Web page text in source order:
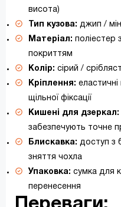
висота)
Тип кузова: джип /
Матеріал: поліестер
покриттям
Колір: сірий /
Кріплення:
щільної фіксації
Кишені для дзеркал:
забезпечують точне
Блискавка: доступ з
зняття чохла
Упаковка: сумка для
перенесення